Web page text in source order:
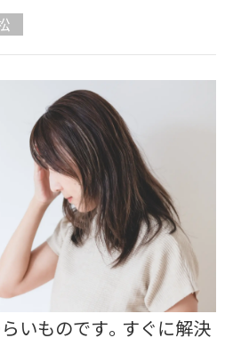
いものです。すぐに解決